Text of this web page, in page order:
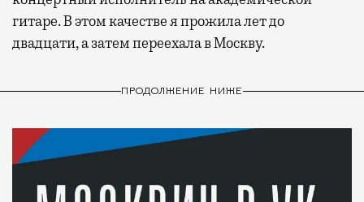
гитаре. В этом качестве я прожила лет до
двадцати, а затем переехала в Москву.
ПРОДОЛЖЕНИЕ НИЖЕ